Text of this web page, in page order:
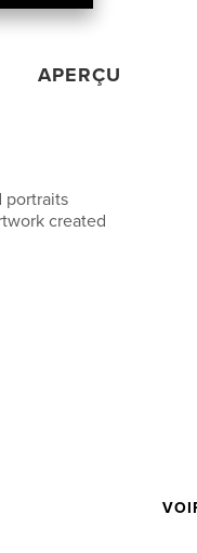
APERÇU
portraits
created